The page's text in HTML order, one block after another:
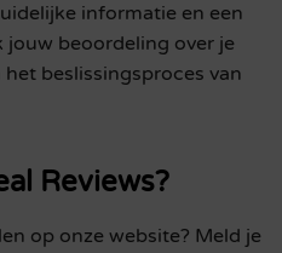
informatie en een
beoordeling over je
beslissingsproces van
Reviews?
op onze website? Meld je